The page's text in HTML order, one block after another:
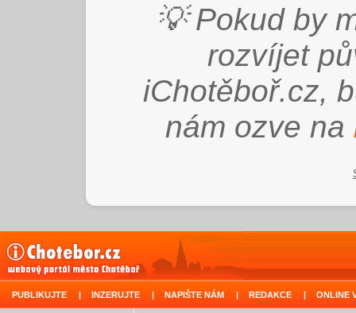
💡 Pokud by
rozvíjet
iChotěboř.cz,
nám ozve na
PUBLIKUJTE | INZERUJTE | NAPIŠTE NÁM | REDAKCE | ONLINE